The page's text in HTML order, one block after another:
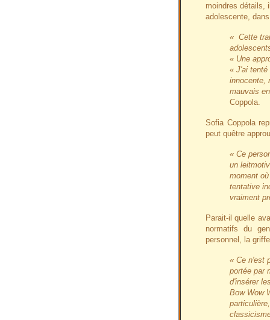
moindres détails,
adolescente,
« Cette
« Une
« J'ai tenté
innocente,
mauvais
Coppola.
Sofia Coppola
peut quêtre
« Ce
un
moment
tentative
vraiment
Parait-il quelle
normatifs du
personnel, la
« Ce n'est
portée par
d'insérer
Bow Wow